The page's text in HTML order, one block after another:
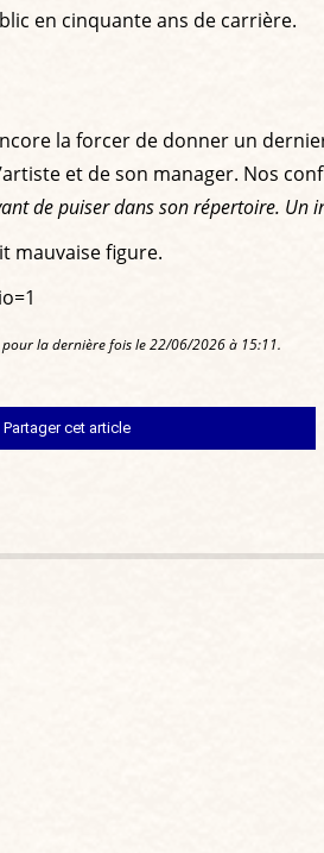
en cinquante ans de carrière.
la forcer de donner un
et de son manager. Nos
de puiser dans son répertoire. Un
mauvaise figure.
la dernière fois le 22/06/2026 à 15:11.
Partager cet article